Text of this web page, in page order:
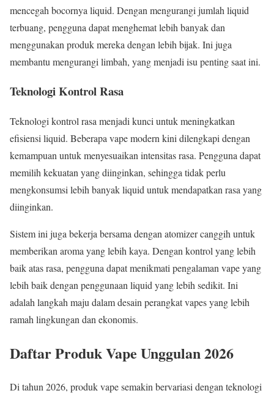
mencegah bocornya liquid. Dengan mengurangi jumlah liquid
terbuang, pengguna dapat menghemat lebih banyak dan
menggunakan produk mereka dengan lebih bijak. Ini juga
membantu mengurangi limbah, yang menjadi isu penting saat ini.
Teknologi Kontrol Rasa
Teknologi kontrol rasa menjadi kunci untuk meningkatkan
efisiensi liquid. Beberapa vape modern kini dilengkapi dengan
kemampuan untuk menyesuaikan intensitas rasa. Pengguna dapat
memilih kekuatan yang diinginkan, sehingga tidak perlu
mengkonsumsi lebih banyak liquid untuk mendapatkan rasa yang
diinginkan.
Sistem ini juga bekerja bersama dengan atomizer canggih untuk
memberikan aroma yang lebih kaya. Dengan kontrol yang lebih
baik atas rasa, pengguna dapat menikmati pengalaman vape yang
lebih baik dengan penggunaan liquid yang lebih sedikit. Ini
adalah langkah maju dalam desain perangkat vapes yang lebih
ramah lingkungan dan ekonomis.
Daftar Produk Vape Unggulan 2026
Di tahun 2026, produk vape semakin bervariasi dengan teknologi